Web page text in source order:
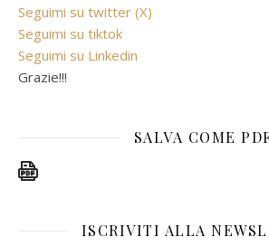
Seguimi su twitter (X)
Seguimi su tiktok
Seguimi su Linkedin
Grazie!!!
SALVA COME
ISCRIVITI ALLA